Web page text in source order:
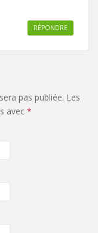
RÉPONDRE
pas publiée. Les
avec *